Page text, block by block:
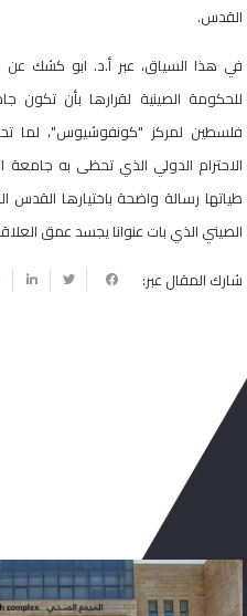
القدس.
في هذا السياق، عبر أ.د. ابو كشك عن
للحكومة الصينية لقرارها بأن
فلسطين لمركز "كونفوشيوس"، لما
الاحترام الدولي الذي تحظى به جامعة
طياتها رسالة واضحة باختيارها
الصيني الذي بات عنوانا يجسد عمق
شارك المقال عبر: